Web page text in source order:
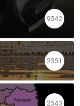
9542
2351
2543